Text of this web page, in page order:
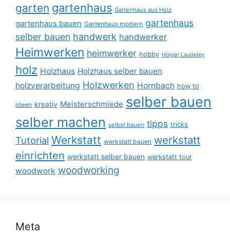
garten gartenhaus Gartenhaus aus Holz
gartenhaus bauen Gartenhaus modern gartenhaus
selber bauen handwerk handwerker
Heimwerken heimwerker hobby Holger Laudeley
holz Holzhaus Holzhaus selber bauen
holzverarbeitung Holzwerken Hornbach how to
ideen kreativ Meisterschmiede selber bauen
selber machen selbst bauen tipps tricks
Tutorial Werkstatt werkstatt bauen werkstatt
einrichten werkstatt selber bauen werkstatt tour
woodwork woodworking
Meta